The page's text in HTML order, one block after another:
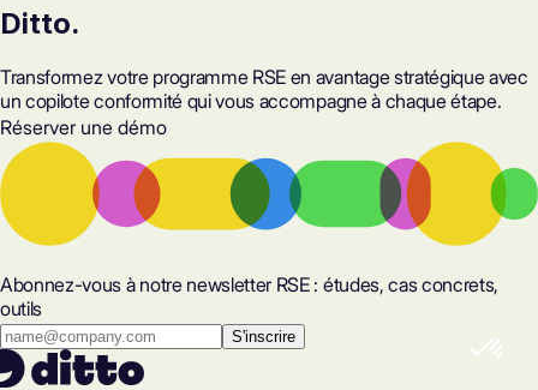
Ditto.
Transformez votre programme RSE en avantage stratégique avec
un copilote conformité qui vous accompagne à chaque étape.
Réserver une démo
Abonnez-vous à notre newsletter RSE : études, cas concrets,
outils